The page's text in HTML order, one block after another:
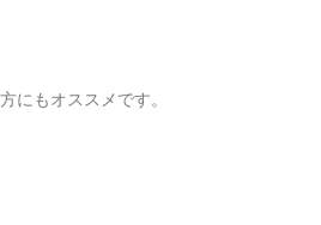
にもオススメです。